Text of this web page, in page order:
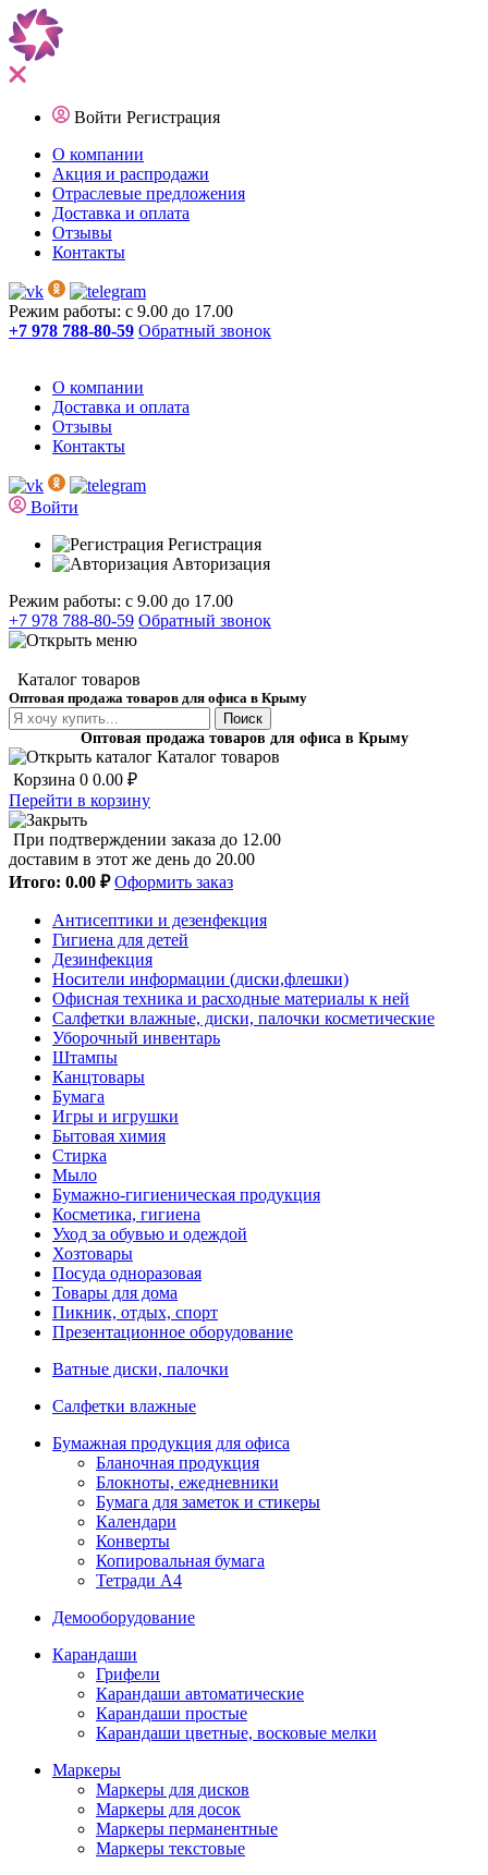
Войти Регистрация
О компании
Акция и распродажи
Отраслевые предложения
Доставка и оплата
Отзывы
Контакты
Режим работы: с 9.00 до 17.00
+7 978 788-80-59 Обратный звонок
О компании
Доставка и оплата
Отзывы
Контакты
Войти
Регистрация
Авторизация
Режим работы: с 9.00 до 17.00
+7 978 788-80-59 Обратный звонок
Каталог товаров
Оптовая продажа товаров для офиса в Крыму
Поиск
Оптовая продажа товаров для офиса в Крыму
Каталог товаров
Корзина 0 0.00 ₽
Перейти в корзину
При подтверждении заказа до 12.00
доставим в этот же день до 20.00
Итого: 0.00 ₽ Оформить заказ
Антисептики и дезенфекция
Гигиена для детей
Дезинфекция
Носители информации (диски,флешки)
Офисная техника и расходные материалы к ней
Салфетки влажные, диски, палочки косметические
Уборочный инвентарь
Штампы
Канцтовары
Бумага
Игры и игрушки
Бытовая химия
Стирка
Мыло
Бумажно-гигиеническая продукция
Косметика, гигиена
Уход за обувью и одеждой
Хозтовары
Посуда одноразовая
Товары для дома
Пикник, отдых, спорт
Презентационное оборудование
Ватные диски, палочки
Салфетки влажные
Бумажная продукция для офиса
Бланочная продукция
Блокноты, ежедневники
Бумага для заметок и стикеры
Календари
Конверты
Копировальная бумага
Тетради А4
Демооборудование
Карандаши
Грифели
Карандаши автоматические
Карандаши простые
Карандаши цветные, восковые мелки
Маркеры
Маркеры для дисков
Маркеры для досок
Маркеры перманентные
Маркеры текстовые